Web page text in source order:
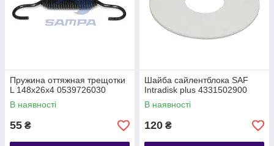
Пружина оттяжная трещотки
L 148х26х4 0539726030
В наявності
55 ₴
Шайба сайлентблока SAF
Intradisk plus 4331502900
В наявності
120 ₴